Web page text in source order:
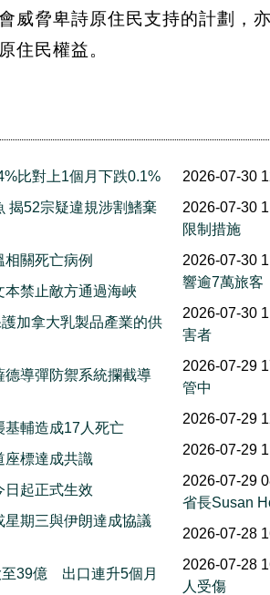
威脅卑詩原住民支持的計劃，
住民權益。
比對上1個月下跌0.1%
揭52宗疑違規涉割鰭棄
關死亡病例
禁止敵方通過海峽
加拿大乳製品產業的供
德導彈防禦系統攔截導
基輔造成17人死亡
座標達成共識
日起正式生效
期三與伊朗達成協議
39億 出口連升5個月
2026-07-30
2026-07-30
限制措施
2026-07-30
響逾7萬旅客
2026-07-30
害者
2026-07-29
管中
2026-07-29
2026-07-29
2026-07-29
省長Susan
2026-07-28
2026-07-28
人受傷